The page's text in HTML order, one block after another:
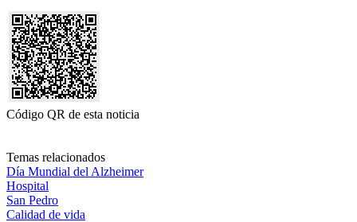
Código QR de esta noticia
Temas relacionados
Día Mundial del Alzheimer
Hospital
San Pedro
Calidad de vida